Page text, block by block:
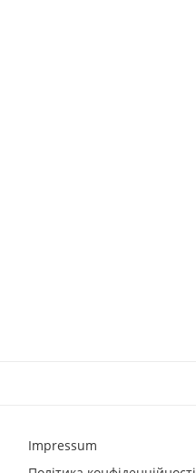
Impressum